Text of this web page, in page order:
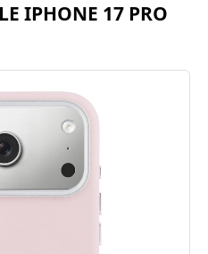
IPHONE 17 PRO